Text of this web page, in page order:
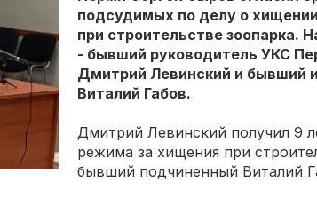
подсудимых по делу о
при строительстве зоопарка.
- бывший руководитель УКС
Дмитрий Левинский и бывший
Виталий Габов.
Дмитрий Левинский получил 9
режима за хищения ​при
бывший подчиненный Виталий